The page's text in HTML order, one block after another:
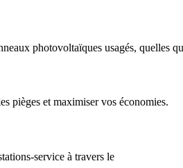
photovoltaïques usagés, quelles
pièges et maximiser vos économies.
service à travers le